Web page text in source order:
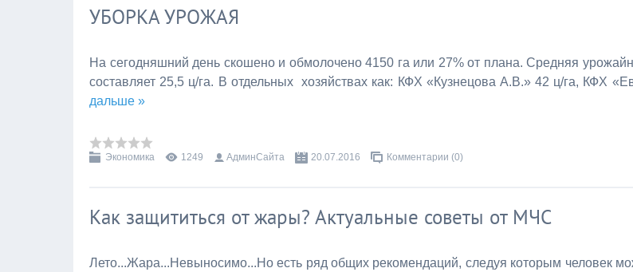
УБОРКА УРОЖАЯ
На сегодняшний день скошено и обмолочено 4150 га или 27% от плана. Средняя
составляет 25,5 ц/га. В отдельных хозяйствах как: КФХ «Кузнецова А.В.» 42 ц/га, КФХ
дальше »
Экономика 1249 АдминСайта 20.07.2016 Комментарии (0)
Как защититься от жары? Актуальные советы от МЧС
Лето...Жара...Невыносимо...Но есть ряд общих рекомендаций, следуя которым человек